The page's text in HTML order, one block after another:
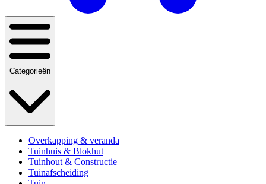
Categorieën
Overkapping & veranda
Tuinhuis & Blokhut
Tuinhout & Constructie
Tuinafscheiding